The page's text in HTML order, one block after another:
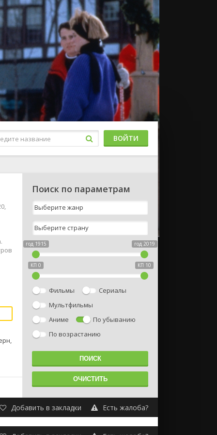
ВОЙТИ
Поиск по параметрам
год 1915 год 2019
КП 0 КП 10
Фильмы
Сериалы
Мультфильмы
Аниме
По убыванию
По возрастанию
Добавить в закладки Есть жалоба?